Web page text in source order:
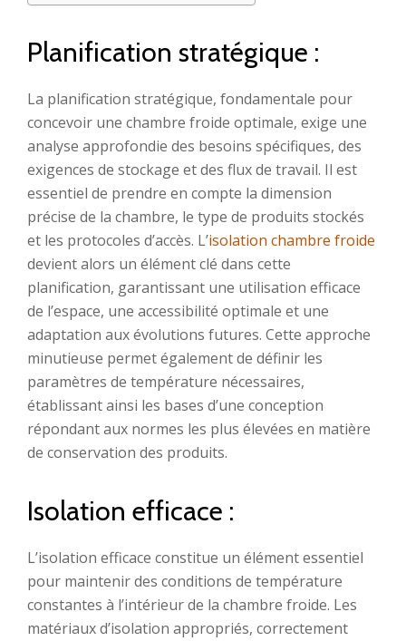
Planification stratégique :
La planification stratégique, fondamentale pour
concevoir une chambre froide optimale, exige une
analyse approfondie des besoins spécifiques, des
exigences de stockage et des flux de travail. Il est
essentiel de prendre en compte la dimension
précise de la chambre, le type de produits stockés
et les protocoles d’accès. L’isolation chambre froide
devient alors un élément clé dans cette
planification, garantissant une utilisation efficace
de l’espace, une accessibilité optimale et une
adaptation aux évolutions futures. Cette approche
minutieuse permet également de définir les
paramètres de température nécessaires,
établissant ainsi les bases d’une conception
répondant aux normes les plus élevées en matière
de conservation des produits.
Isolation efficace :
L’isolation efficace constitue un élément essentiel
pour maintenir des conditions de température
constantes à l’intérieur de la chambre froide. Les
matériaux d’isolation appropriés, correctement